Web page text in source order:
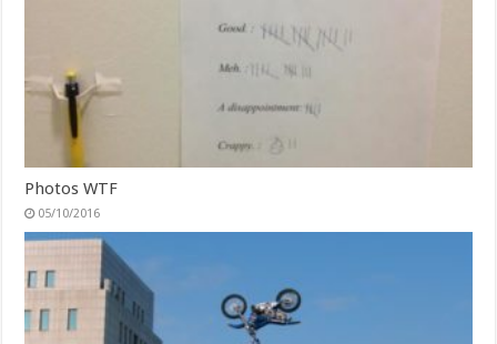
Photos WTF
05/10/2016